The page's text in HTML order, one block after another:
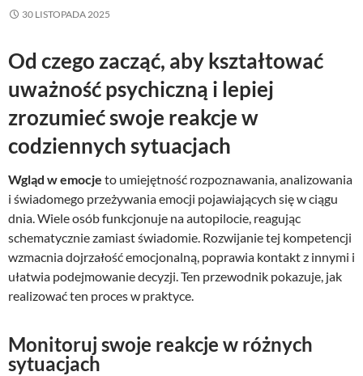
30 LISTOPADA 2025
Od czego zacząć, aby kształtować
uważność psychiczną i lepiej
zrozumieć swoje reakcje w
codziennych sytuacjach
Wgląd w emocje to umiejętność rozpoznawania, analizowania
i świadomego przeżywania emocji pojawiających się w ciągu
dnia. Wiele osób funkcjonuje na autopilocie, reagując
schematycznie zamiast świadomie. Rozwijanie tej kompetencji
wzmacnia dojrzałość emocjonalną, poprawia kontakt z innymi i
ułatwia podejmowanie decyzji. Ten przewodnik pokazuje, jak
realizować ten proces w praktyce.
Monitoruj swoje reakcje w różnych
sytuacjach